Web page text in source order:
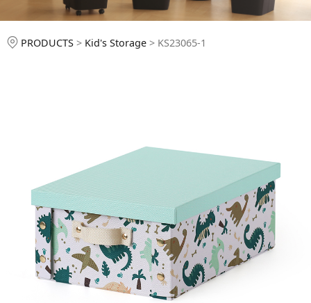
KS23065-1
PRODUCTS > Kid's Storage > KS23065-1